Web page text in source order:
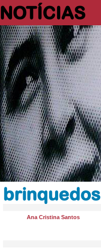
NOTÍCIAS
brinquedos
Ana Cristina Santos